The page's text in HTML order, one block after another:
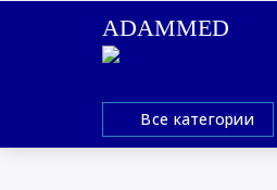
ADAMMED
Все категории